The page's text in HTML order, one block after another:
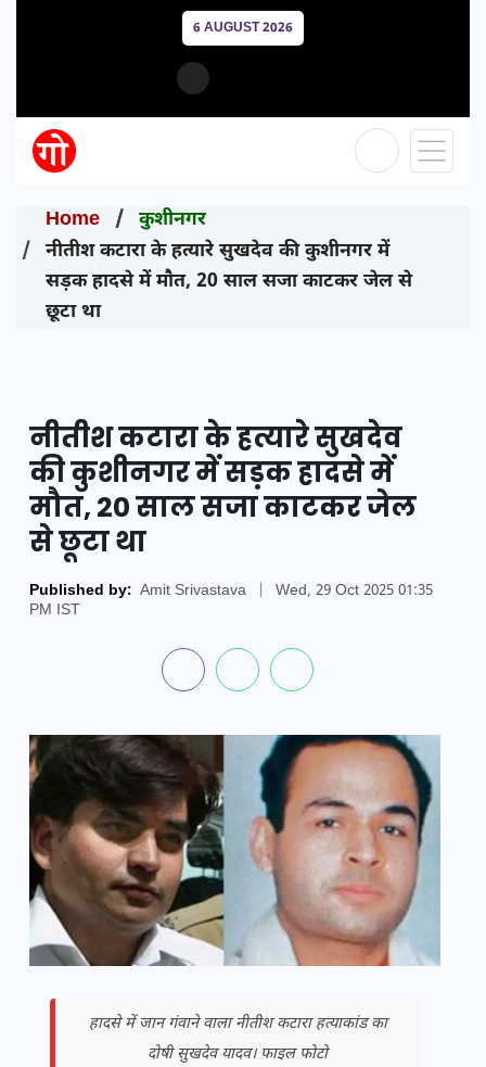
6 AUGUST 2026
Home
कुशीनगर
नीतीश कटारा के हत्यारे सुखदेव की कुशीनगर में
सड़क हादसे में मौत, 20 साल सजा काटकर जेल से
छूटा था
नीतीश कटारा के हत्यारे सुखदेव
की कुशीनगर में सड़क हादसे में
मौत, 20 साल सजा काटकर जेल
से छूटा था
Published by: Amit Srivastava
Wed, 29 Oct 2025 01:35
PM IST
हादसे में जान गंवाने वाला नी​तीश कटारा हत्याकांड का
दोषी सुखदेव यादव। फाइल फोटो